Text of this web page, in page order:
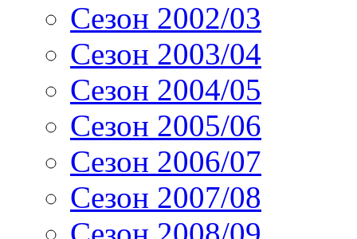
Сезон 2002/03
Сезон 2003/04
Сезон 2004/05
Сезон 2005/06
Сезон 2006/07
Сезон 2007/08